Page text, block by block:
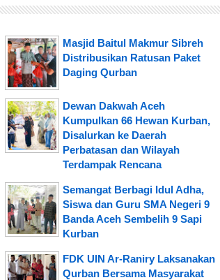
Masjid Baitul Makmur Sibreh
Distribusikan Ratusan Paket
Daging Qurban
Dewan Dakwah Aceh
Kumpulkan 66 Hewan Kurban,
Disalurkan ke Daerah
Perbatasan dan Wilayah
Terdampak Rencana
Semangat Berbagi Idul Adha,
Siswa dan Guru SMA Negeri 9
Banda Aceh Sembelih 9 Sapi
Kurban
FDK UIN Ar-Raniry Laksanakan
Qurban Bersama Masyarakat